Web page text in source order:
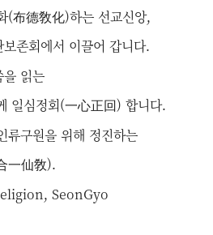
(布德敎化)하는 선교신앙,
존회에서 이끌어 갑니다.
을 읽는
일심정회(一心正回) 합니다.
류구원을 위해 정진하는
一仙敎).
SeonGyo